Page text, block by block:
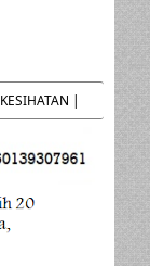
KESIHATAN |